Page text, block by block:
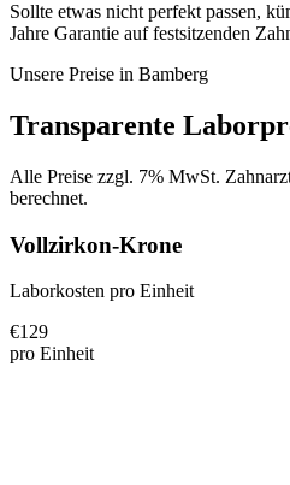
Sollte etwas nicht perfekt passen,
Jahre Garantie auf festsitzenden
Unsere Preise in Bamberg
Transparente
Alle Preise zzgl. 7% MwSt.
berechnet.
Vollzirkon-Krone
Laborkosten pro Einheit
€129
pro Einheit